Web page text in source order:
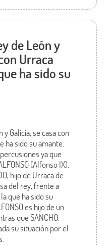
de León y
Urraca
ha sido su
y Galicia, se casa con
ha sido su amante.
ya que
(Alfonso IX),
hijo de Urraca de
del rey, frente a
que ha sido su
es hijo de un
que SANCHO,
su situación por el